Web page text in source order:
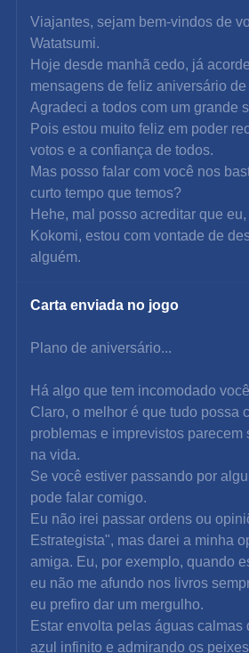
Viajantes, sejam bem-vindos de
Watatsumi.
Hoje desde manhã cedo, já
mensagens de feliz aniversário de
Agradeci a todos com um grande
Pois estou muito feliz em poder
votos e a confiança de todos.
Mas posso falar com você nos
curto tempo que temos?
Hehe, mal posso acreditar que
Kokomi, estou com vontade de
alguém.
Carta enviada no jogo
Plano de aniversário...
Há algo que tem incomodado
Claro, o melhor é que tudo possa
problemas e imprevistos parecem
na vida.
Se você estiver passando por
pode falar comigo.
Eu não irei passar ordens ou
Estrategista", mas darei a minha
amiga. Eu, por exemplo, quando
eu não me afundo nos livros
eu prefiro dar um mergulho.
Estar envolta pelas águas calmas
azul infinito e admirando os